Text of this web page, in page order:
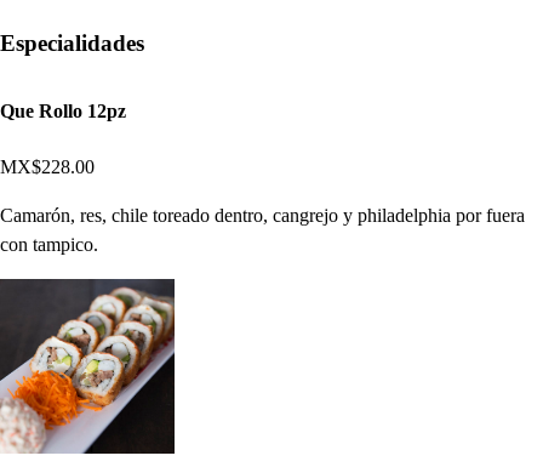
Especialidades
Que Rollo 12pz
MX$228.00
Camarón, res, chile toreado dentro, cangrejo y philadelphia por fuera
con tampico.